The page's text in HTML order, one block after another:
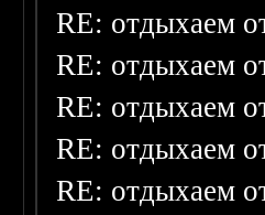
RE: отдыхаем
RE: отдыхаем
RE: отдыхаем
RE: отдыхаем
RE: отдыхаем